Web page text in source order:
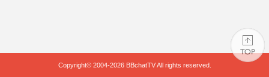
Copyright© 2004-2026 BBchatTVAll rights reserved.